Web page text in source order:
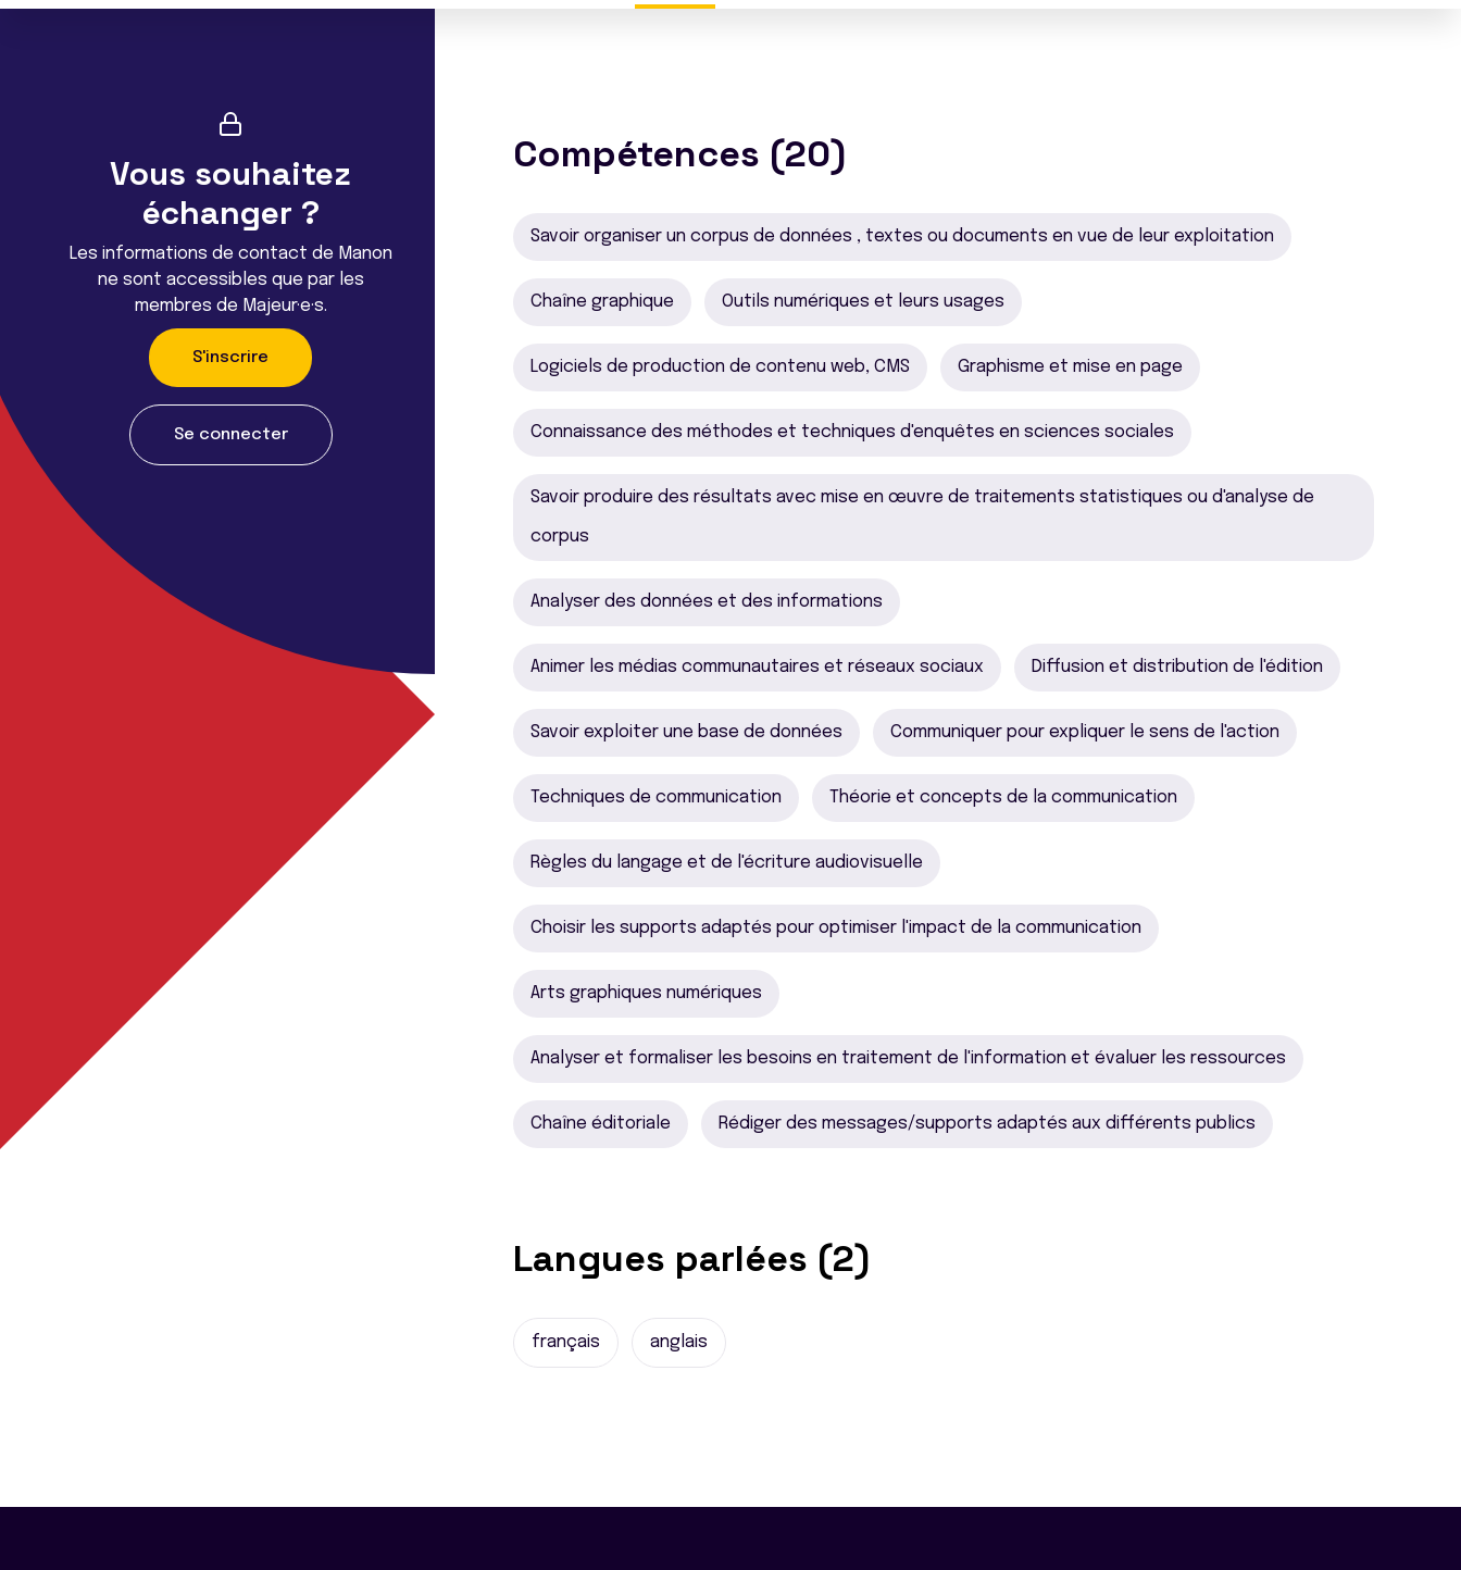
Vous souhaitez
échanger ?
Les informations de contact de Manon
ne sont accessibles que par les
membres de Majeur·e·s.
S'inscrire
Se connecter
Compétences (20)
Savoir organiser un corpus de données , textes ou documents en vue de leur exploitation
Chaîne graphique Outils numériques et leurs usages
Logiciels de production de contenu web, CMS Graphisme et mise en page
Connaissance des méthodes et techniques d'enquêtes en sciences sociales
Savoir produire des résultats avec mise en œuvre de traitements statistiques ou d'analyse de
corpus
Analyser des données et des informations
Animer les médias communautaires et réseaux sociaux Diffusion et distribution de l'édition
Savoir exploiter une base de données Communiquer pour expliquer le sens de l'action
Techniques de communication Théorie et concepts de la communication
Règles du langage et de l'écriture audiovisuelle
Choisir les supports adaptés pour optimiser l'impact de la communication
Arts graphiques numériques
Analyser et formaliser les besoins en traitement de l'information et évaluer les ressources
Chaîne éditoriale Rédiger des messages/supports adaptés aux différents publics
Langues parlées (2)
français anglais